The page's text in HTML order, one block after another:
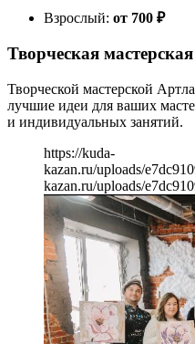
Взрослый: от 700 ₽
Творческая
Творческой мастерской
лучшие идеи для ваших
и индивидуальных занятий.
https://kuda-
kazan.ru/uploads/
kazan.ru/uploads/